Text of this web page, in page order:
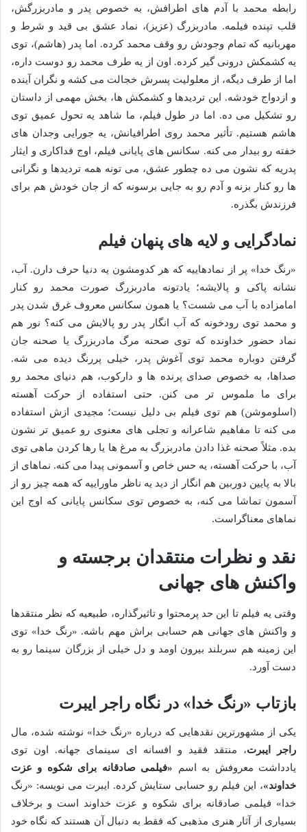
رابطه محمد با آدم های اطرافش، به خصوص پدر و مادربزرگش،
قلب تپنده فیلمه. مادربزرگ (عزیز)، نماد عشق بی قید و شرط و
مهربانیه که تمام وجودش رو وقف محمد کرده. اما پدر (هاشم)، توی
یه کشمکش درونی گیر کرده. اون از یه طرف محمد رو دوست داره،
اما از طرف دیگه، از معلولیت پسرش خجالت می کشه و نگران آینده
و ازدواج خودشه. این تردیدها و کشمکش ها، بخش مهمی از داستان
رو تشکیل می ده. اما در طول فیلم، ما شاهد یه تحول عمیق توی
هاشم هستیم. تأثیر محمد روی اطرافیانش، یه جورایی وجدان های
خفته رو بیدار می کنه. سکانس های پایانی فیلم، اوج فداکاری و ایثار
پدریه که نشون می ده چطور عشق، می تونه همه تردیدها و نگرانی
ها رو کنار بزنه و آدم رو به جایی برسونه که از جان خودش هم برای
فرزندش بگذره.
نمادگرایی و لایه های پنهان فیلم
«رنگ خدا» پر از نمادهاییه که هر کدومشون یه دنیا حرف دارن. آب،
نشانه پاکی و پالایشه؛ یادتونه مادربزرگ صورت محمد رو کنار
امامزاده با آب می شست؟ یا همون سکانس معروف غرق شدن پدر
و محمد توی رودخونه که آب انگار پدر رو پالایش می کنه؟ نور هم
نماد حضور خداونده که توی صحنه مرگ مادربزرگ یا صحنه جان
گرفتن دوباره محمد توی آغوش پدر، خیلی پررنگ دیده می شه.
صداها، به خصوص صدای پرنده ها و دارکوب، هم دنیای محمد رو
برای ما ملموس تر می کنن. حتی استفاده از حرکت آهسته
(اسلوموشن) هم توی فیلم بی دلیل نیست؛ مجیدی ازش استفاده
می کنه تا مفاهیم شاعرانه و تجلی های معنوی رو عمیق تر نشون
بده. مثلاً صحنه غذا دادن مادربزرگ به مرغ ها یا رها کردن ماهی توی
آب، با حرکت آهسته، یه حس خاص و آسمونی پیدا می کنه. نماهای از
بالا به پایین دوربین هم انگار از دید یه ناظر ماوراییه که همه چیز رو از
آسمون تماشا می کنه، به خصوص توی سکانس پایانی که اوج این
نماهای معناگراست.
نقد و نظرات منتقدان برجسته و
واکنش های جهانی
وقتی یه فیلم تا این حد پرمحتوا و تاثیرگذاره، طبیعیه که نظر منتقدها
و واکنش های جهانی هم حسابی براش مهم باشه. «رنگ خدا» توی
این زمینه هم سربلند بیرون اومد و دل خیلی از بزرگان سینما رو به
دست آورد.
بازتاب «رنگ خدا» در نگاه راجر ایبرت
یکی از مشهورترین نقدهایی که درباره «رنگ خدا» نوشته شده، مال
راجر ایبرت، منتقد فقید و افسانه ای سینمای جهانه. اون توی
یادداشت معروفش به اسم «فیلمی صادقانه برای شکوه و عزت
خداوند»، این فیلم رو حسابی ستایش کرده. ایبرت می نویسه: «رنگ
خدا» فیلمی صادقانه برای شکوه و عزت خداوند است و برخلاف
بسیاری از آثار هنری مذهبی که فقط به دنبال آن هستند که نگاه خود